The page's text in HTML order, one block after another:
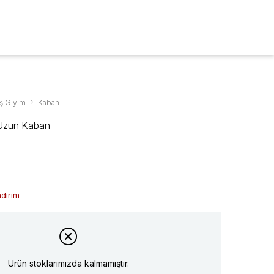
Giyim Kaban
Kaban
Ürün stoklarımızda kalmamıştır.